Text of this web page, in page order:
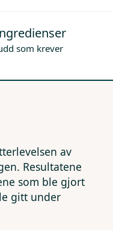
som krever
av
Resultatene
som ble gjort
gitt under